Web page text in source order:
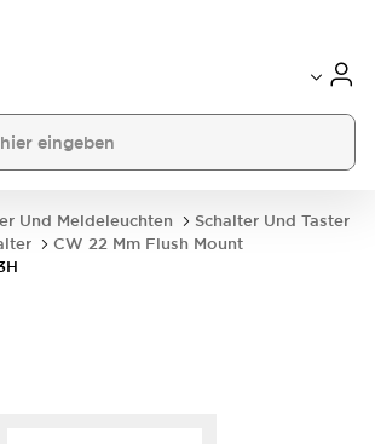
Und Meldeleuchten
Schalter Und Taster
CW 22 Mm Flush Mount